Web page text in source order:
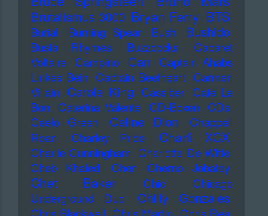
Brutalismus 3000 Bryan Ferry BTS
Burial Burning Spear Bush Bushido
Busta Rhymes Buzzcocks
Cabaret
Voltaire Campino Can
Captain Ahabs
Linkes Bein Captain Beefheart Carmen
Villain Carole King Cassiber Cate Le
Bon
Caterina Valente CD-Boxen
CDs
Ceelo Green
Celine Dion
Chappell
Roan
Charley Pride Charli XCX
Charlie Cunningham Charlotte De Witte
Cheb Khaled
Cher Cherno Jobatey
Chet Baker Chic
Chicago
Underground Duo
Chilly Gonzales